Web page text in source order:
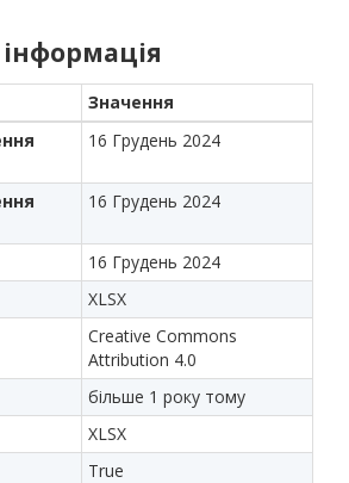
Значення
16 Грудень 2024
16 Грудень 2024
16 Грудень 2024
XLSX
Creative Commons
Attribution 4.0
більше 1 року тому
XLSX
True